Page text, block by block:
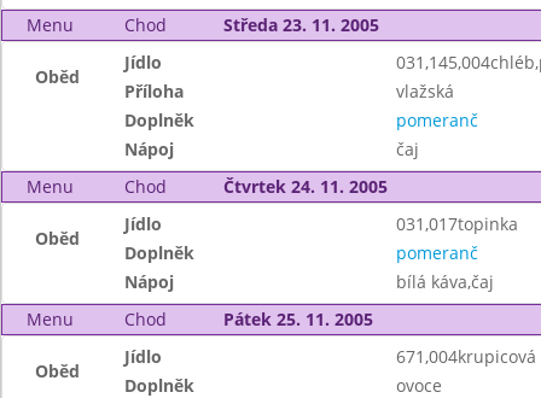
Menu
Chod Středa 23. 11. 2005
Oběd
Jídlo
Příloha
vlažská
Doplněk
pomeranč
Nápoj
čaj
Menu
Chod Čtvrtek 24. 11. 2005
Oběd
Jídlo
031,017topinka
Doplněk
pomeranč
Nápoj
bílá káva,čaj
Menu
Chod Pátek 25. 11. 2005
Oběd
Jídlo
671,004krupicová
Doplněk
ovoce